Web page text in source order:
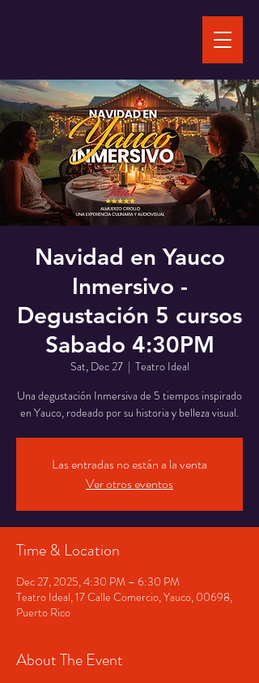
Navidad en Yauco
Inmersivo -
Degustación 5 cursos
Sabado 4:30PM
Sat, Dec 27
  |
Teatro Ideal
Una degustación Inmersiva de 5 tiempos inspirado
en Yauco, rodeado por su historia y belleza visual.
Las entradas no están a la venta
Ver otros eventos
Time & Location
Dec 27, 2025, 4:30 PM – 6:30 PM
Teatro Ideal, 17 Calle Comercio, Yauco, 00698,
Puerto Rico
About The Event